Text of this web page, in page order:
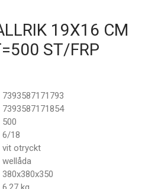
19X16 CM
ST/FRP
7393587171793
7393587171854
500
6/18
vit otryckt
wellåda
380x380x350